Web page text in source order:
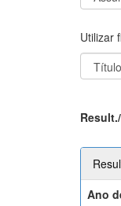
Utilizar
Ano